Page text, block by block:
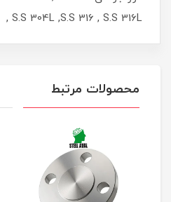
, S.S 304L ,S.S 316 , S.S 316L
محصولات مرتبط